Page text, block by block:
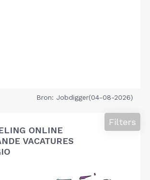
Bron: Jobdigger(04-08-2026)
ONLINE
VACATURES
Filters